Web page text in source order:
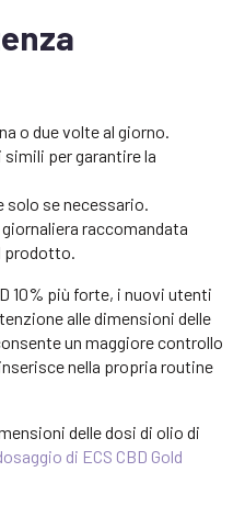
o due volte al giorno.
simili per garantire la
solo se necessario.
raccomandata
prodotto.
10% più forte, i nuovi utenti
alle dimensioni delle
un maggiore controllo
nella propria routine
delle dosi di olio di
di ECS CBD Gold